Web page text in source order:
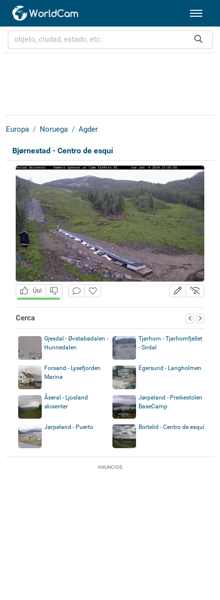
Europa Noruega Agder
Bjørnestad - Centro de esquí
Útil
Cerca
Gjesdal - Øvstabødalen -
Hunnedalen
Tjørhom - Tjørhomfjellet
- Sirdal
Forsand - Lysefjorden
Marina
Egersund - Langholmen
Åseral - Ljosland
skisenter
Jørpeland - Preikestolen
BaseCamp
Jørpeland - Puerto Bortelid - Centro de esquí
ANUNCIOS